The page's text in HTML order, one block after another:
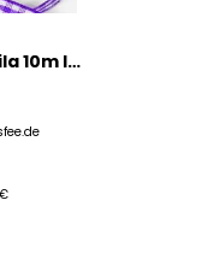
Karoband auf Rolle in Lila 10m lang, jetzt Faschingskostüme selber nähen